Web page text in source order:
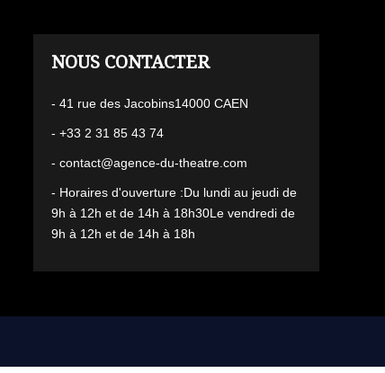
L'AGENCE
- 41 rue des Jacobins14000 CAEN
- +33 2 31 85 43 74
- contact@agence-du-theatre.com
- Horaires d'ouverture :Du lundi au jeudi de
9h à 12h et de 14h à 18h30Le vendredi de
9h à 12h et de 14h à 18h